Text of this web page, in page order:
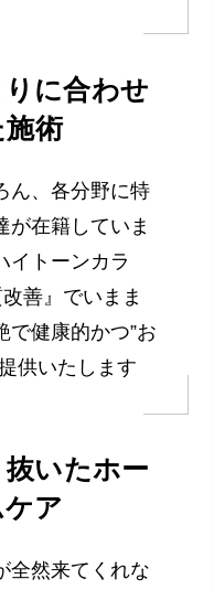
に合わせ
施術
ん、各分野に特
が在籍していま
イトーンカラ
善』でいまま
で健康的かつ”お
供いたします
いたホー
ケア
全然来てくれな